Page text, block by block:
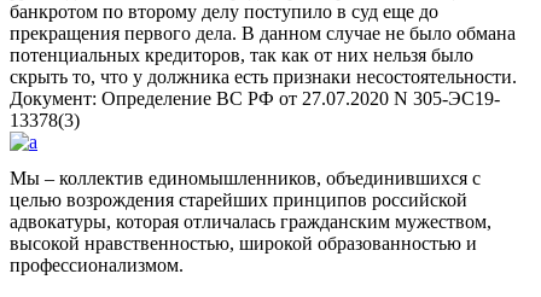
банкротом по второму делу поступило в суд еще до
прекращения первого дела. В данном случае не было обмана
потенциальных кредиторов, так как от них нельзя было
скрыть то, что у должника есть признаки несостоятельности.
Документ: Определение ВС РФ от 27.07.2020 N 305-ЭС19-
13378(3)
Мы – коллектив единомышленников, объединившихся с
целью возрождения старейших принципов российской
адвокатуры, которая отличалась гражданским мужеством,
высокой нравственностью, широкой образованностью и
профессионализмом.